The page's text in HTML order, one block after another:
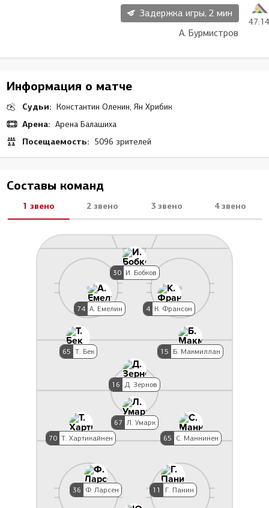
47:14
Задержка игры, 2 мин
А. Бурмистров
Информация о матче
Судьи: Константин Оленин, Ян Хрибик
Арена: Арена Балашиха
Посещаемость: 5096 зрителей
Составы команд
1 звено 2 звено 3 звено 4 звено
30 И. Бобков
4 К. Франсон
74 А. Емелин
15 Б. Макмиллан
16 Д. Зернов
65 Т. Бек
11 Г. Панин
36 Ф. Ларсен
65 С. Маннинен
67
Л. Умарк
70 Т. Хартикайнен